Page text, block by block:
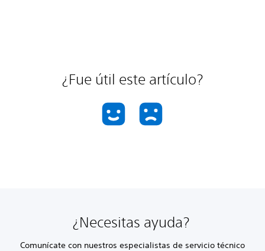
¿Fue útil este artículo?
¿Necesitas ayuda?
Comunícate con nuestros especialistas de servicio técnico